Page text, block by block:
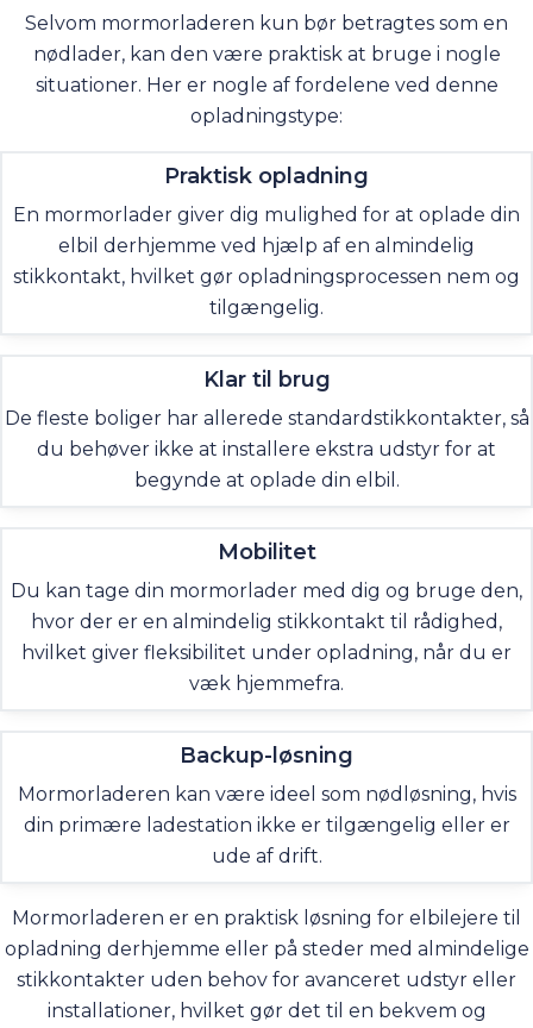
Selvom mormorladeren kun bør betragtes som en
nødlader, kan den være praktisk at bruge i nogle
situationer. Her er nogle af fordelene ved denne
opladningstype:
Praktisk opladning
En mormorlader giver dig mulighed for at oplade din
elbil derhjemme ved hjælp af en almindelig
stikkontakt, hvilket gør opladningsprocessen nem og
tilgængelig.
Klar til brug
De fleste boliger har allerede standardstikkontakter, så
du behøver ikke at installere ekstra udstyr for at
begynde at oplade din elbil.
Mobilitet
Du kan tage din mormorlader med dig og bruge den,
hvor der er en almindelig stikkontakt til rådighed,
hvilket giver fleksibilitet under opladning, når du er
væk hjemmefra.
Backup-løsning
Mormorladeren kan være ideel som nødløsning, hvis
din primære ladestation ikke er tilgængelig eller er
ude af drift.
Mormorladeren er en praktisk løsning for elbilejere til
opladning derhjemme eller på steder med almindelige
stikkontakter uden behov for avanceret udstyr eller
installationer, hvilket gør det til en bekvem og